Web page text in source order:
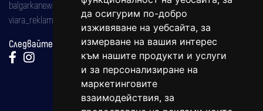
да осигурим по-добро
изживяване на уебсайта, за
измерване на вашия интерес
към нашите продукти и услуги
и за персонализиране на
маркетинговите
взаимодействия, за
balgarkanews@gmail.com
viara_reklama@mail.bg
Следвайте ни: